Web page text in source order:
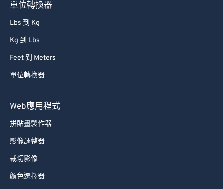
單位轉換器
Lbs 到 Kg
Kg 到 Lbs
Feet 到 Meters
單位轉換器
Web應用程式
拼貼畫製作器
影像調整器
裁切影像
顏色選擇器